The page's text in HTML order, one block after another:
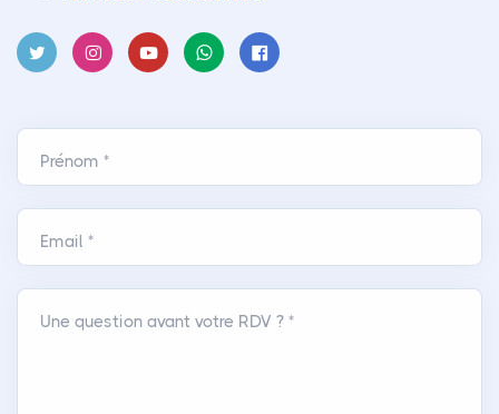
Prénom *
Email *
Une question avant votre RDV ? *